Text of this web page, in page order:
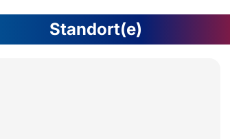
Standort(e)